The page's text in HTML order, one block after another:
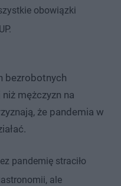
obowiązki
bezrobotnych
mężczyzn na
że pandemia w
pandemię straciło
ale